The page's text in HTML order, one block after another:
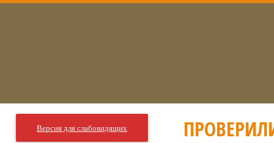
Версия для слабовидящих